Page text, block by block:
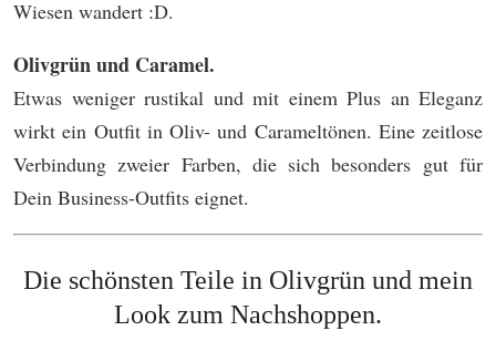
Wiesen wandert :D.
Olivgrün und Caramel.
Etwas weniger rustikal und mit einem Plus an Eleganz
wirkt ein Outfit in Oliv- und Carameltönen. Eine zeitlose
Verbindung zweier Farben, die sich besonders gut für
Dein Business-Outfits eignet.
Die schönsten Teile in Olivgrün und mein
Look zum Nachshoppen.